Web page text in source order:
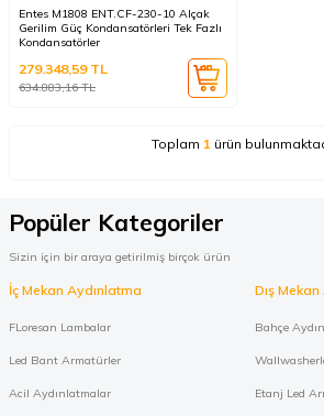
Entes M1808 ENT.CF-230-10 Alçak
Gerilim Güç Kondansatörleri Tek Fazlı
Kondansatörler
634.883,16TL
279.348,59TL
Toplam 1 ürün
Popüler Kategoriler
Sizin için bir araya getirilmiş birçok ürün
İç Mekan Aydınlatma
FLoresan Lambalar
Led Bant Armatürler
Acil Aydınlatmalar
Dış
Bahçe
Etanj Led